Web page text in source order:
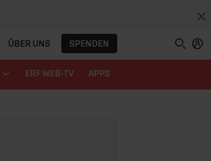
ÜBER UNS SPENDEN
ERF WEB-TV APPS